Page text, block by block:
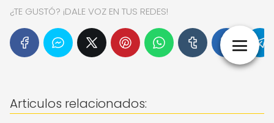
¿TE GUSTÓ? ¡DALE VOZ EN TUS REDES!
Articulos relacionados: